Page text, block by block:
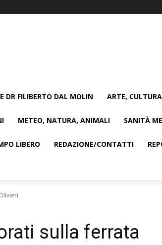
DR FILIBERTO DAL MOLIN ARTE,
METEO, NATURA, ANIMALI SANITÀ
LIBERO REDAZIONE/CONTATTI
sulla ferrata